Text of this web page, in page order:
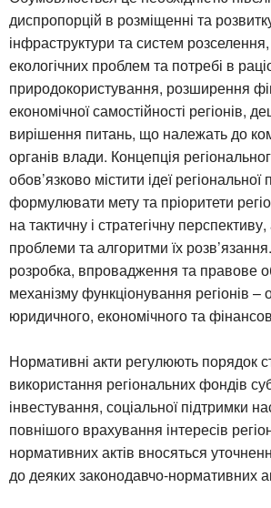
диспропорцій в розміщенні та
інфраструктури та систем
екологічних проблем та потребі в
природокористування, розширення
економічної самостійності регіонів,
вирішення питань, що належать до
органів влади. Концепція
обов’язково містити ідеї
формулювати мету та пріоритети
на тактичну і стратегічну
проблеми та алгоритми їх
розробка, впровадження та правове
механізму функціонування регіонів –
юридичного, економічного та
Нормативні акти регулюють порядок
використання регіональних фондів
інвестування, соціальної підтримки
повнішого врахування інтересів
нормативних актів вносяться
до деяких законодавчо-нормативних